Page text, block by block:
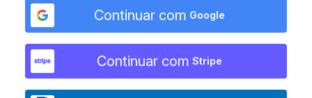
Continuar com Google
Continuar com Stripe